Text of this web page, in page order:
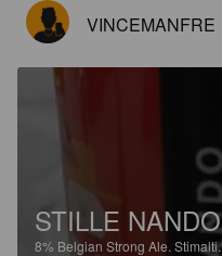
VINCEMANFRE
STILLE NANDO
8% Belgian Strong Ale. Stimalti.